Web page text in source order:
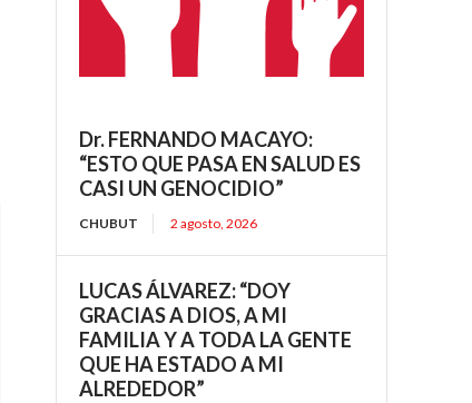
Dr. FERNANDO MACAYO:
“ESTO QUE PASA EN SALUD ES
CASI UN GENOCIDIO”
CHUBUT 2 agosto, 2026
LUCAS ÁLVAREZ: “DOY
GRACIAS A DIOS, A MI
FAMILIA Y A TODA LA GENTE
QUE HA ESTADO A MI
ALREDEDOR”